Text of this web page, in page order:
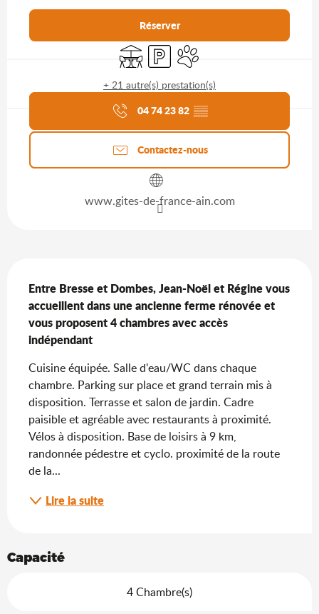
Réserver
TerrasseParkingAnimaux acceptés
+ 21 autre(s) prestation(s)
Agenda du moment
04 74 23 82 ▒▒
Contactez-nous
www.gites-de-france-ain.com
Entre Bresse et Dombes, Jean-Noël et Régine vous
accueillent dans une ancienne ferme rénovée et
vous proposent 4 chambres avec accès
indépendant
Cuisine équipée. Salle d'eau/WC dans chaque
chambre. Parking sur place et grand terrain mis à
disposition. Terrasse et salon de jardin. Cadre
paisible et agréable avec restaurants à proximité.
Vélos à disposition. Base de loisirs à 9 km,
randonnée pédestre et cyclo. proximité de la route
de la...
Lire la suite
Capacité
4 Chambre(s)